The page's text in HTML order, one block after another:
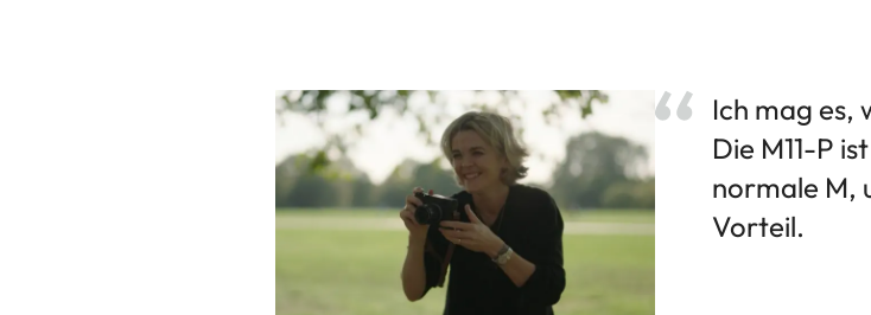
Ich mag es,
Die M11-P
normale M,
Vorteil.